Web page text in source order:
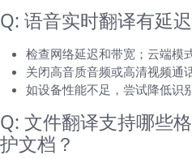
Q: 语音实时翻译有延
检查网络延迟和带宽；云端模
关闭高音质音频或高清视频通
如设备性能不足，尝试降低识
Q: 文件翻译支持哪些
护文档？